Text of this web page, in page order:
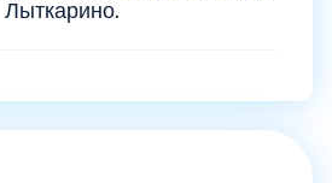
Лыткарино.